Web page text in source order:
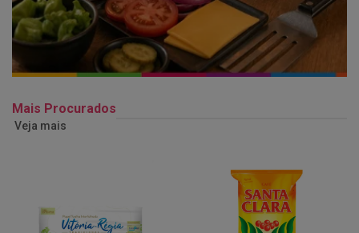
Mais Procurados
Veja mais